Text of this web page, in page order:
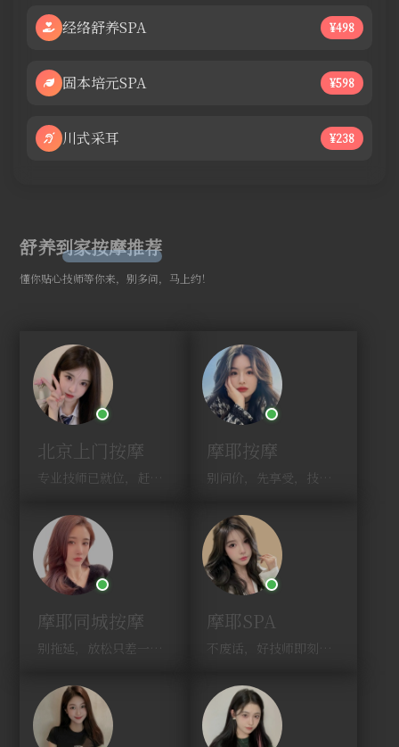
经络舒养SPA ¥498
固本培元SPA ¥598
川式采耳 ¥238
舒养到家按摩推荐
懂你贴心技师等你来，别多问，马上约！
北京上门按摩
专业技师已就位，赶紧下单！
摩耶按摩
别问价，先享受，技师马上到！
摩耶同城按摩
别拖延，放松只差一次点击！
摩耶SPA
不废话，好技师即刻上门，约！